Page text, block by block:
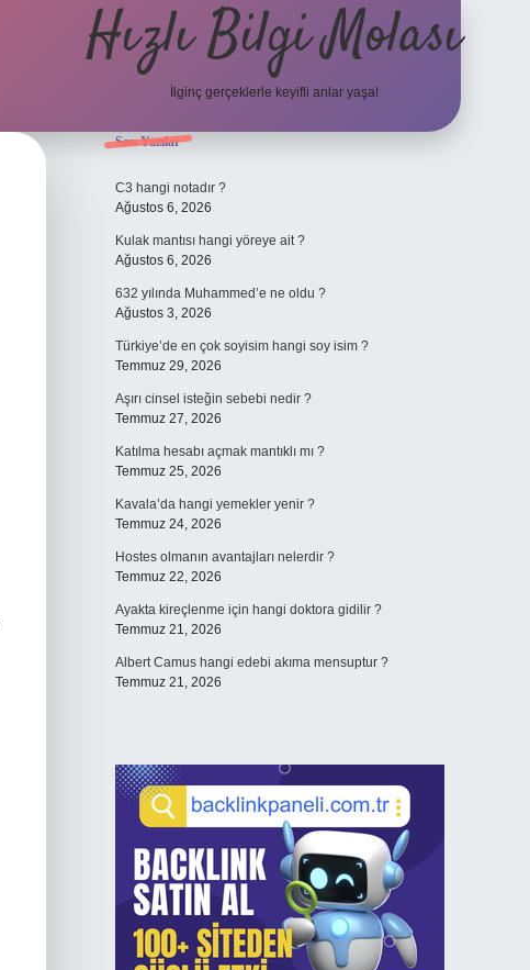
Hızlı Bilgi Molası
İlginç gerçeklerle keyifli anlar yaşa!
Sidebar
Son Yazılar
C3 hangi notadır ?
Ağustos 6, 2026
Kulak mantısı hangi yöreye ait ?
Ağustos 6, 2026
632 yılında Muhammed’e ne oldu ?
Ağustos 3, 2026
Türkiye’de en çok soyisim hangi soy isim ?
Temmuz 29, 2026
Aşırı cinsel isteğin sebebi nedir ?
Temmuz 27, 2026
Katılma hesabı açmak mantıklı mı ?
Temmuz 25, 2026
Kavala’da hangi yemekler yenir ?
Temmuz 24, 2026
Hostes olmanın avantajları nelerdir ?
Temmuz 22, 2026
Ayakta kireçlenme için hangi doktora gidilir ?
Temmuz 21, 2026
Albert Camus hangi edebi akıma mensuptur ?
Temmuz 21, 2026